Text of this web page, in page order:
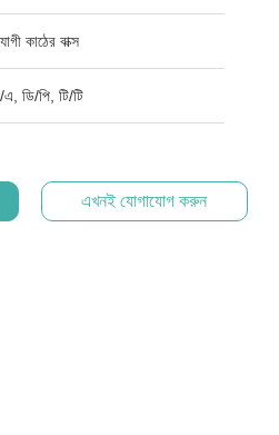
কাঠের বাক্স
ডি/পি, টি/টি
এখনই যোগাযোগ করুন